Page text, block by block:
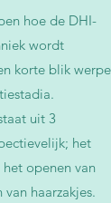
hoe de DHI-
wordt
korte blik werpen
uit 3
het
openen van
haarzakjes.